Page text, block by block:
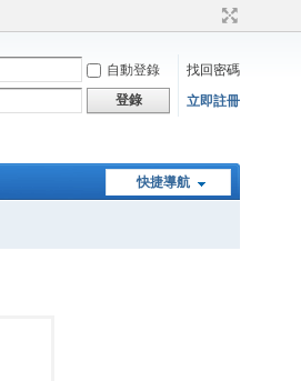
自動登錄
找回密碼
登錄 立即註冊
快捷導航